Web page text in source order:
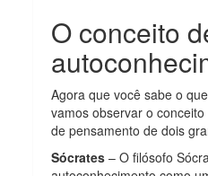
O conceito
Agora que você sabe o
vamos observar o
de pensamento de dois
Sócrates – O filósofo